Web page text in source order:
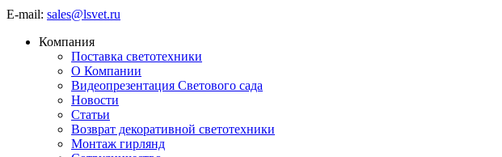
E-mail: sales@lsvet.ru
Компания
Поставка светотехники
О Компании
Видеопрезентация Светового сада
Новости
Статьи
Возврат декоративной светотехники
Монтаж гирлянд